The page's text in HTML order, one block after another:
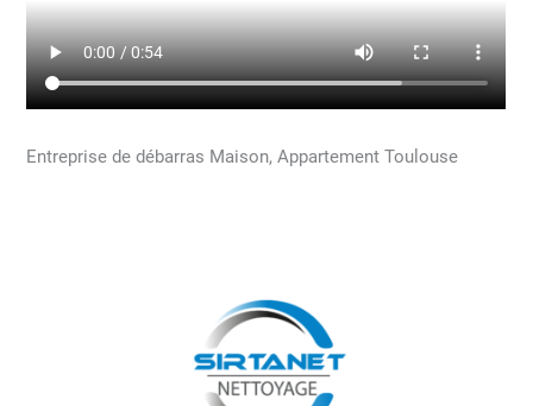
Entreprise de débarras Maison, Appartement Toulouse